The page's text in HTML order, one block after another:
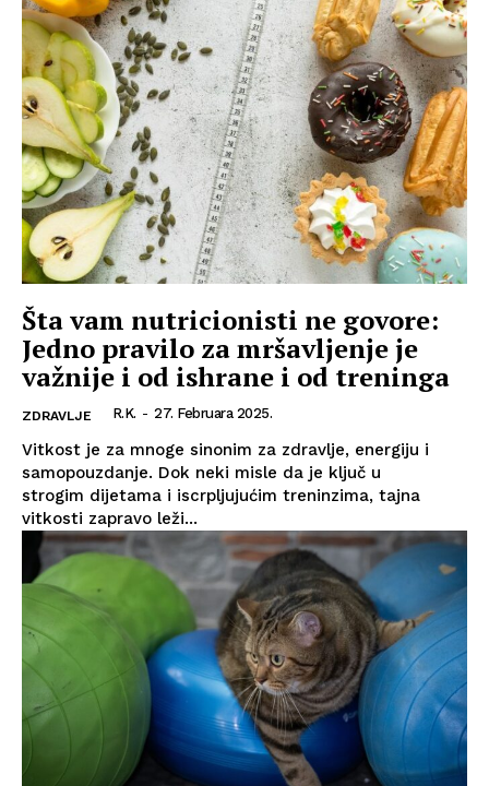
Šta vam nutricionisti ne govore:
Jedno pravilo za mršavljenje je
važnije i od ishrane i od treninga
ZDRAVLJE R.K. - 27. Februara 2025.
Vitkost je za mnoge sinonim za zdravlje, energiju i
samopouzdanje. Dok neki misle da je ključ u
strogim dijetama i iscrpljujućim treninzima, tajna
vitkosti zapravo leži...